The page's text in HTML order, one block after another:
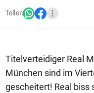
Teilen
Titelverteidiger Real
München sind im
gescheitert! Real biss